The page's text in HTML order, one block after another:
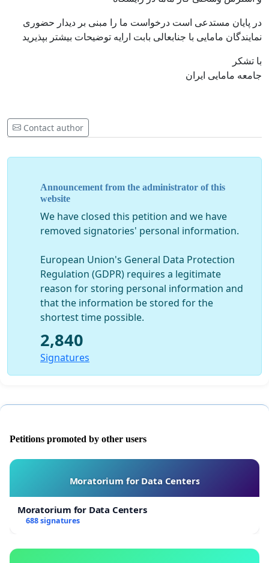
در پایان مستدعی است درخواست ما را مبنی بر دیدار حضوری
نمایندگان مامایی با جنابعالی بابت ارایه توضیحات بیشتر بپذیرید
با تشکر
جامعه مامایی ایران
Contact author
Announcement from the administrator of this
website
We have closed this petition and we have
removed signatories' personal information.
European Union's General Data Protection
Regulation (GDPR) requires a legitimate
reason for storing personal information and
that the information be stored for the
shortest time possible.
2,840
Signatures
Petitions promoted by other users
Moratorium for Data Centers
Moratorium for Data Centers
688 signatures